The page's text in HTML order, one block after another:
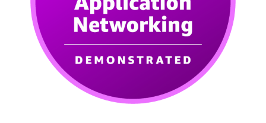
已获得 AWS Certified SysOps Administrator -
Associate 认证的人员，无需参加 AWS Certified
CloudOps Engineer - Associate 考试。AWS Certified
SysOps Administrator - Associate 认证自获得之日起
3 年内有效。此外，拥有有效的 AWS Certified
DevOps Engineer - Professional 和 AWS Certified
SysOps Administrator - Associate 认证的人员，可通